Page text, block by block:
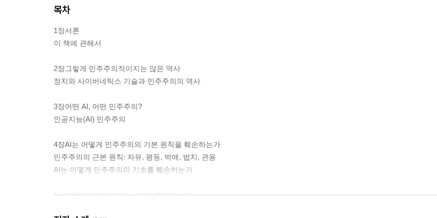
목차
1장서론
이 책에 관해서
2장그렇게 민주주의적이지는 않은 역사
정치와 사이버네틱스 기술과 민주주의의 역사
3장어떤 AI, 어떤 민주주의?
인공지능(AI) 민주주의
4장AI는 어떻게 민주주의의 기본 원칙을 훼손하는가
민주주의의 근본 원칙: 자유, 평등, 박애, 법치, 관용
AI는 어떻게 민주주의의 기초를 훼손하는가
5장 AI는 어떻게 지식과 신뢰를 훼손하는가